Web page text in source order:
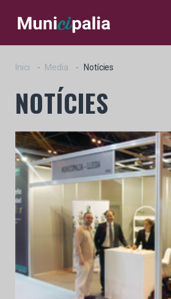
Inici Media Notícies
NOTÍCIES